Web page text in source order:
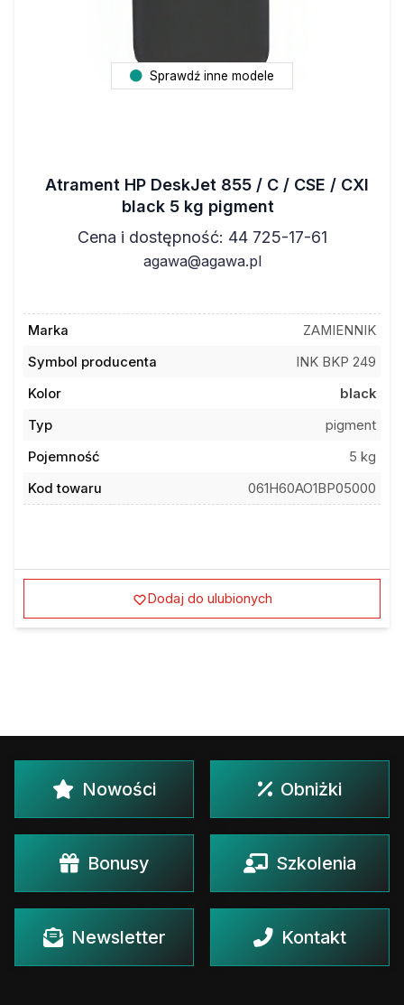
Sprawdź inne modele
Atrament HP DeskJet 855 / C / CSE / CXI
black 5 kg pigment
Cena i dostępność: 44 725-17-61
agawa@agawa.pl
Marka
ZAMIENNIK
Symbol producenta
INK BKP 249
Kolor
black
Typ
pigment
Pojemność
5 kg
Kod towaru
061H60AO1BP05000
Dodaj do ulubionych
Nowości Obniżki
Bonusy Szkolenia
Newsletter Kontakt